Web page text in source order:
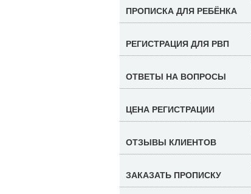
ПРОПИСКА ДЛЯ РЕБЁНКА
РЕГИСТРАЦИЯ ДЛЯ РВП
ОТВЕТЫ НА ВОПРОСЫ
ЦЕНА РЕГИСТРАЦИИ
ОТЗЫВЫ КЛИЕНТОВ
ЗАКАЗАТЬ ПРОПИСКУ